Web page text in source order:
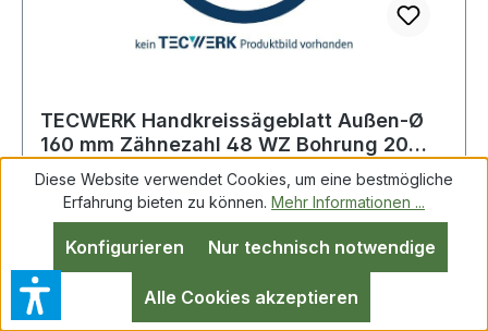
TECWERK Handkreissägeblatt Außen-Ø
160 mm Zähnezahl 48 WZ Bohrung 20
mm Schnit
Diese Website verwendet Cookies, um eine bestmögliche
Erfahrung bieten zu können. Mehr Informationen ...
Nur technisch notwendige
Konfigurieren
Alle Cookies akzeptieren